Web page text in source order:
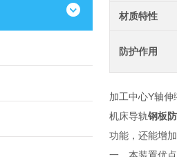
材质特性
防护作用
加工中心Y轴
机床导轨钢板
功能，还能增